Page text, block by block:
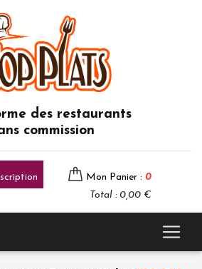
des restaurants
commission
Mon Panier : 0
Total : 0,00 €